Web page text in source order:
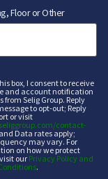
Floor or Other
box, I consent to receive
and account notification
from Selig Group. Reply
to opt-out; Reply
or visit
contact-
Data rates apply;
may vary. For
on how we protect
our Privacy Policy and
.